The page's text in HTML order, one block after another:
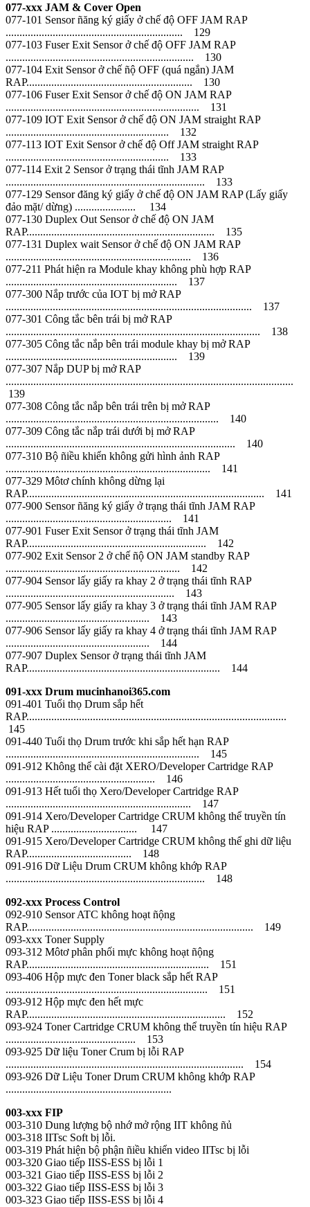
077-xxx JAM & Cover Open
077-101 Sensor ñăng ký giấy ở chế độ OFF JAM RAP
................................................................ 129
077-103 Fuser Exit Sensor ở chế độ OFF JAM RAP
.................................................................... 130
077-104 Exit Sensor ở chế ñộ OFF (quá ngắn) JAM
RAP............................................................ 130
077-106 Fuser Exit Sensor ở chế độ ON JAM RAP
...................................................................... 131
077-109 IOT Exit Sensor ở chế độ ON JAM straight RAP
........................................................... 132
077-113 IOT Exit Sensor ở chế độ Off JAM straight RAP
........................................................... 133
077-114 Exit 2 Sensor ở trạng thái tĩnh JAM RAP
........................................................................ 133
077-129 Sensor đăng ký giấy ở chế độ ON JAM RAP (Lấy giấy
đảo mặt/ dừng) ...................... 134
077-130 Duplex Out Sensor ở chế độ ON JAM
RAP.................................................................... 135
077-131 Duplex wait Sensor ở chế độ ON JAM RAP
................................................................... 136
077-211 Phát hiện ra Module khay không phù hợp RAP
.............................................................. 137
077-300 Nắp trước của IOT bị mở RAP
......................................................................................... 137
077-301 Công tắc bên trái bị mở RAP
............................................................................................ 138
077-305 Công tắc nắp bên trái module khay bị mở RAP
.............................................................. 139
077-307 Nắp DUP bị mở RAP
........................................................................................................
139
077-308 Công tắc nắp bên trái trên bị mở RAP
............................................................................. 140
077-309 Công tắc nắp trái dưới bị mở RAP
................................................................................... 140
077-310 Bộ ñiều khiển không gửi hình ảnh RAP
.......................................................................... 141
077-329 Môtơ chính không dừng lại
RAP...................................................................................... 141
077-900 Sensor ñăng ký giấy ở trạng thái tĩnh JAM RAP
............................................................ 141
077-901 Fuser Exit Sensor ở trạng thái tĩnh JAM
RAP................................................................. 142
077-902 Exit Sensor 2 ở chế ñộ ON JAM standby RAP
............................................................... 142
077-904 Sensor lấy giấy ra khay 2 ở trạng thái tĩnh RAP
............................................................. 143
077-905 Sensor lấy giấy ra khay 3 ở trạng thái tĩnh JAM RAP
.................................................... 143
077-906 Sensor lấy giấy ra khay 4 ở trạng thái tĩnh JAM RAP
.................................................... 144
077-907 Duplex Sensor ở trạng thái tĩnh JAM
RAP...................................................................... 144
091-xxx Drum mucinhanoi365.com
091-401 Tuổi thọ Drum sắp hết
RAP..............................................................................................
145
091-440 Tuổi thọ Drum trước khi sắp hết hạn RAP
...................................................................... 145
091-912 Không thể cài đặt XERO/Developer Cartridge RAP
...................................................... 146
091-913 Hết tuổi thọ Xero/Developer Cartridge RAP
................................................................... 147
091-914 Xero/Developer Cartridge CRUM không thể truyền tín
hiệu RAP ............................... 147
091-915 Xero/Developer Cartridge CRUM không thể ghi dữ liệu
RAP...................................... 148
091-916 Dữ Liệu Drum CRUM không khớp RAP
........................................................................ 148
092-xxx Process Control
092-910 Sensor ATC không hoạt ñộng
RAP.................................................................................. 149
093-xxx Toner Supply
093-312 Môtơ phân phối mực không hoạt ñộng
RAP.................................................................. 151
093-406 Hộp mực đen Toner black sắp hết RAP
......................................................................... 151
093-912 Hộp mực đen hết mực
RAP........................................................................ 152
093-924 Toner Cartridge CRUM không thể truyền tín hiệu RAP
............................................... 153
093-925 Dữ liệu Toner Crum bị lỗi RAP
...................................................................................... 154
093-926 Dữ Liệu Toner Drum CRUM không khớp RAP
............................................................
003-xxx FIP
003-310 Dung lượng bộ nhớ mở rộng IIT không ñủ
003-318 IITsc Soft bị lỗi.
003-319 Phát hiện bộ phận ñiều khiển video IITsc bị lỗi
003-320 Giao tiếp IISS-ESS bị lỗi 1
003-321 Giao tiếp IISS-ESS bị lỗi 2
003-322 Giao tiếp IISS-ESS bị lỗi 3
003-323 Giao tiếp IISS-ESS bị lỗi 4